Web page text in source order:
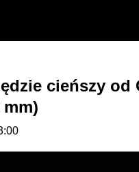
cieńszy od